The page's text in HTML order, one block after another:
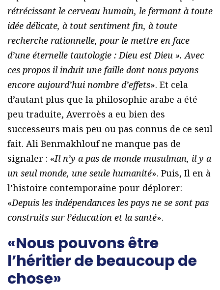
rétrécissant le cerveau humain, le fermant à toute
idée délicate, à tout sentiment fin, à toute
recherche rationnelle, pour le mettre en face
d’une éternelle tautologie : Dieu est Dieu ». Avec
ces propos il induit une faille dont nous payons
encore aujourd’hui nombre d’effets». Et cela
d’autant plus que la philosophie arabe a été
peu traduite, Averroès a eu bien des
successeurs mais peu ou pas connus de ce seul
fait. Ali Benmakhlouf ne manque pas de
signaler : «Il n’y a pas de monde musulman, il y a
un seul monde, une seule humanité». Puis, Il en à
l’histoire contemporaine pour déplorer:
«Depuis les indépendances les pays ne se sont pas
construits sur l’éducation et la santé».
«Nous pouvons être
l’héritier de beaucoup de
chose»